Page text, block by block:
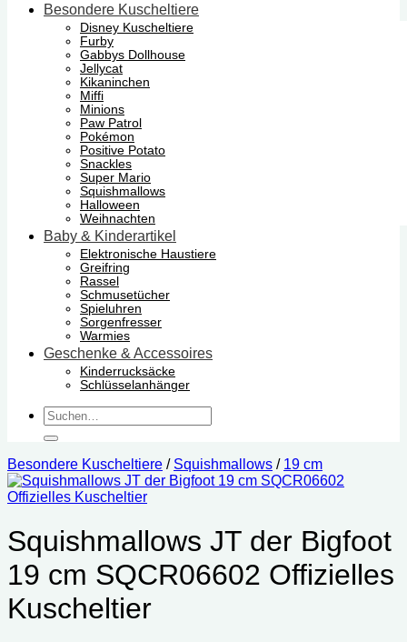
Besondere Kuscheltiere
Disney Kuscheltiere
Furby
Gabbys Dollhouse
Jellycat
Kikaninchen
Miffi
Minions
Paw Patrol
Pokémon
Positive Potato
Snackles
Super Mario
Squishmallows
Halloween
Weihnachten
Baby & Kinderartikel
Elektronische Haustiere
Greifring
Rassel
Schmusetücher
Spieluhren
Sorgenfresser
Warmies
Geschenke & Accessoires
Kinderrucksäcke
Schlüsselanhänger
Suchen
nach:
Besondere Kuscheltiere / Squishmallows / 19 cm
Squishmallows JT der Bigfoot
19 cm SQCR06602 Offizielles
Kuscheltier